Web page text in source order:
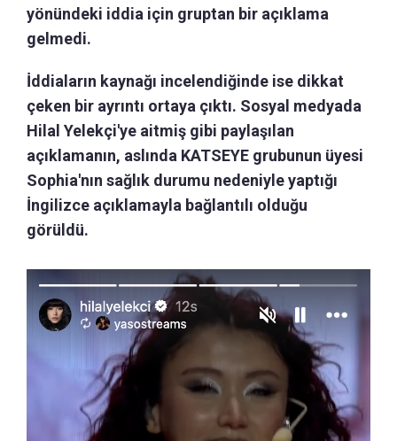
yönündeki iddia için gruptan bir açıklama
gelmedi.
İddiaların kaynağı incelendiğinde ise dikkat
çeken bir ayrıntı ortaya çıktı. Sosyal medyada
Hilal Yelekçi'ye aitmiş gibi paylaşılan
açıklamanın, aslında KATSEYE grubunun üyesi
Sophia'nın sağlık durumu nedeniyle yaptığı
İngilizce açıklamayla bağlantılı olduğu
görüldü.